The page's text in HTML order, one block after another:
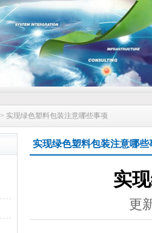
> 实现绿色塑料包装注意哪些事项
实现绿色塑料包装注意哪些
实
更